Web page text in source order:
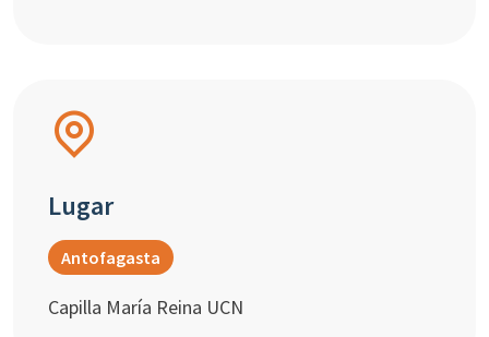
Lugar
Antofagasta
Capilla María Reina UCN